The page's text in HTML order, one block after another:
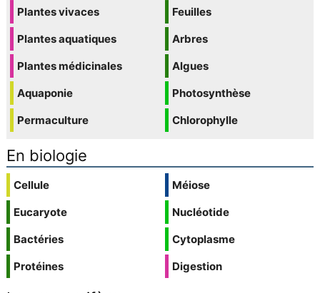
Plantes vivaces
Plantes aquatiques
Plantes médicinales
Aquaponie
Permaculture
Feuilles
Arbres
Algues
Photosynthèse
Chlorophylle
En biologie
Cellule
Eucaryote
Bactéries
Protéines
Méiose
Nucléotide
Cytoplasme
Digestion